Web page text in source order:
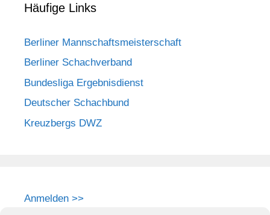
Häufige Links
Berliner Mannschaftsmeisterschaft
Berliner Schachverband
Bundesliga Ergebnisdienst
Deutscher Schachbund
Kreuzbergs DWZ
Anmelden >>